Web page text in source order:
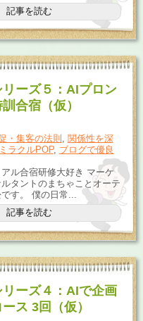
記事を読む
ーズ５：AIプロン
合宿（仮）
・集客の法則 , 関係性を深
ミラクルPOP, ブログで優良
ル合宿研修大好き マーケ
タントのまちゃことオーテ
す。 僕の日常...
記事を読む
ーズ４：AIで企画
ス 3回（仮）